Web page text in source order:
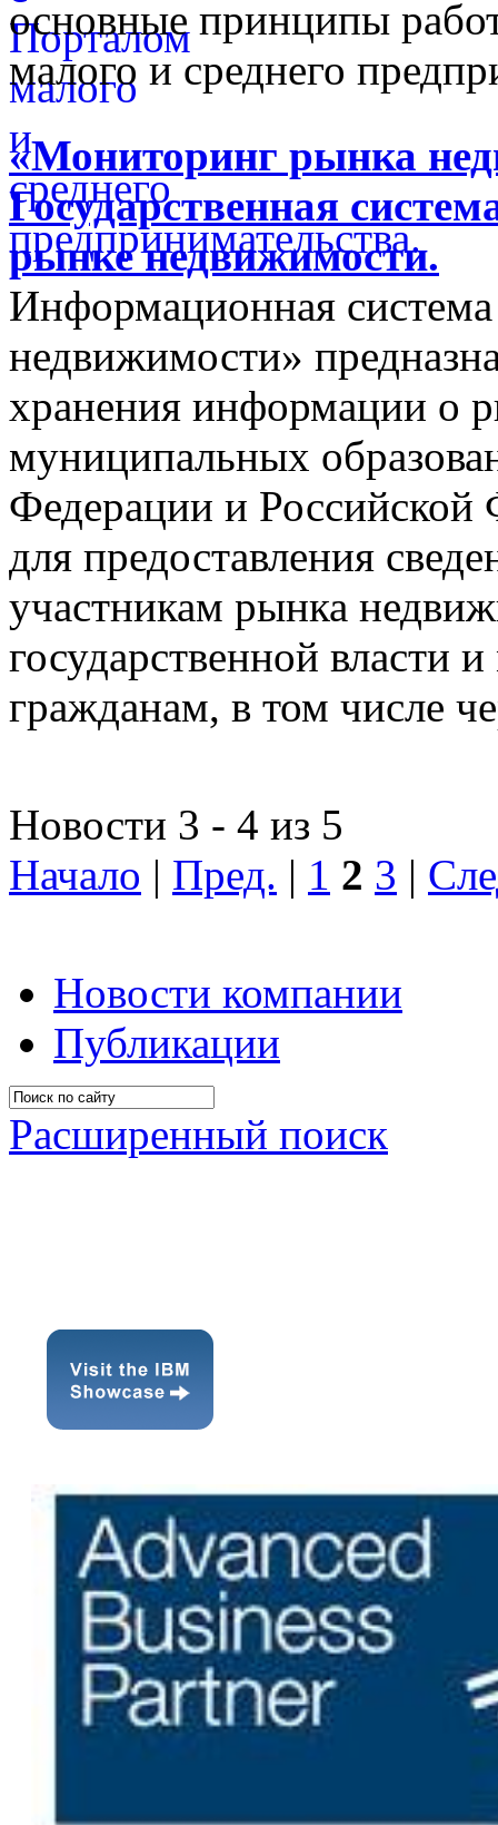
основные принципы
малого и среднего
«Мониторинг рынка
Государственная
рынке недвижимости.
Информационная
недвижимости»
хранения информации о
муниципальных
Федерации и Российской
для предоставления
участникам рынка
государственной власти
гражданам, в том числе
Новости 3 - 4 из 5
Начало | Пред. | 1 2 3 |
Новости компании
Публикации
Расширенный поиск